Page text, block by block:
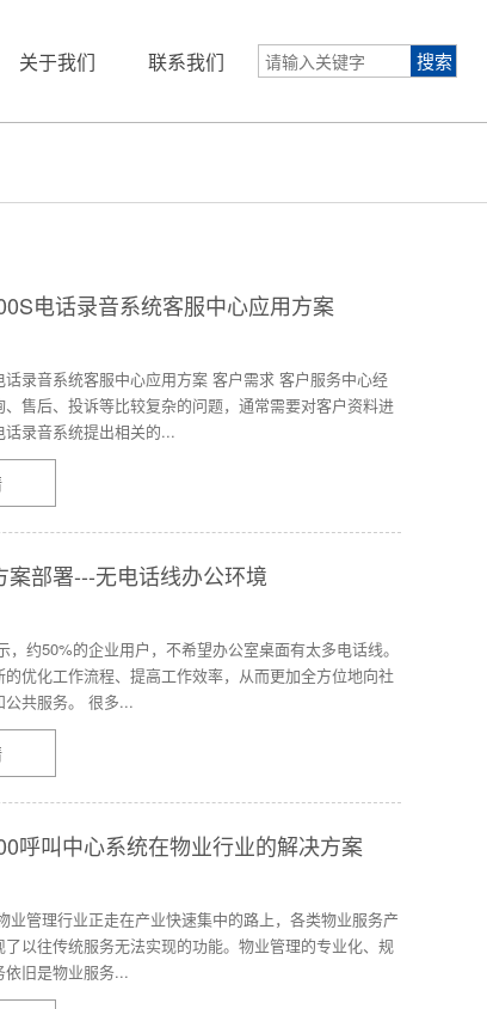
关于我们 联系我们
电话录音系统客服中心应用方案
话录音系统客服中心应用方案 客户需求 客户服务中心经
、售后、投诉等比较复杂的问题，通常需要对客户资料进
录音系统提出相关的...
案部署---无电话线办公环境
，约50%的企业用户，不希望办公室桌面有太多电话线。
优化工作流程、提高工作效率，从而更加全方位地向社
共服务。 很多...
呼叫中心系统在物业行业的解决方案
业管理行业正走在产业快速集中的路上，各类物业服务产
了以往传统服务无法实现的功能。物业管理的专业化、规
旧是物业服务...